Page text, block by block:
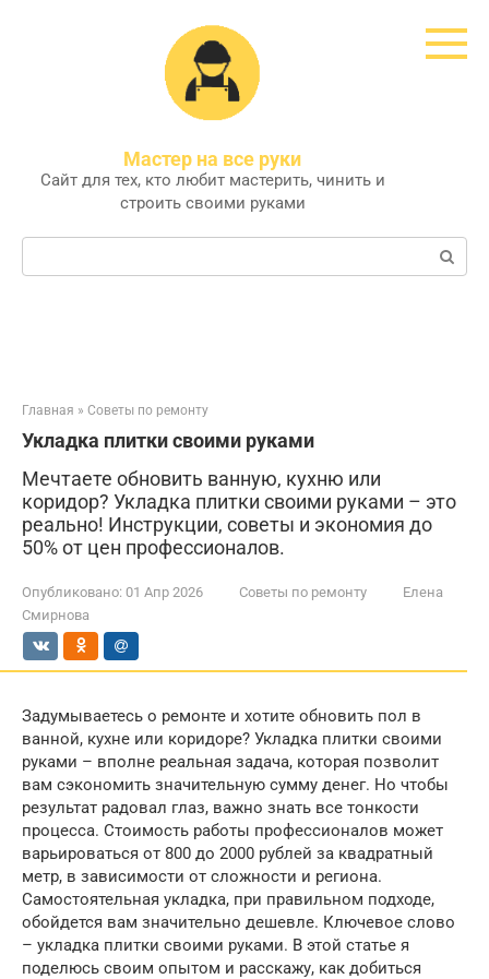
Мастер на все руки
Сайт для тех, кто любит мастерить, чинить и
строить своими руками
Поиск:
Главная » Советы по ремонту
Укладка плитки своими руками
Мечтаете обновить ванную, кухню или
коридор? Укладка плитки своими руками – это
реально! Инструкции, советы и экономия до
50% от цен профессионалов.
Опубликовано: 01 Апр 2026 Советы по ремонту
Елена
Смирнова
Задумываетесь о ремонте и хотите обновить пол в
ванной, кухне или коридоре? Укладка плитки своими
руками – вполне реальная задача, которая позволит
вам сэкономить значительную сумму денег. Но чтобы
результат радовал глаз, важно знать все тонкости
процесса. Стоимость работы профессионалов может
варьироваться от 800 до 2000 рублей за квадратный
метр, в зависимости от сложности и региона.
Самостоятельная укладка, при правильном подходе,
обойдется вам значительно дешевле. Ключевое слово
– укладка плитки своими руками. В этой статье я
поделюсь своим опытом и расскажу, как добиться